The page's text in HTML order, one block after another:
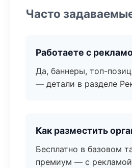
Часто
Работаете с
Да, баннеры, топ-
— детали в разделе
Как разместить
Бесплатно в базовом
премиум — с